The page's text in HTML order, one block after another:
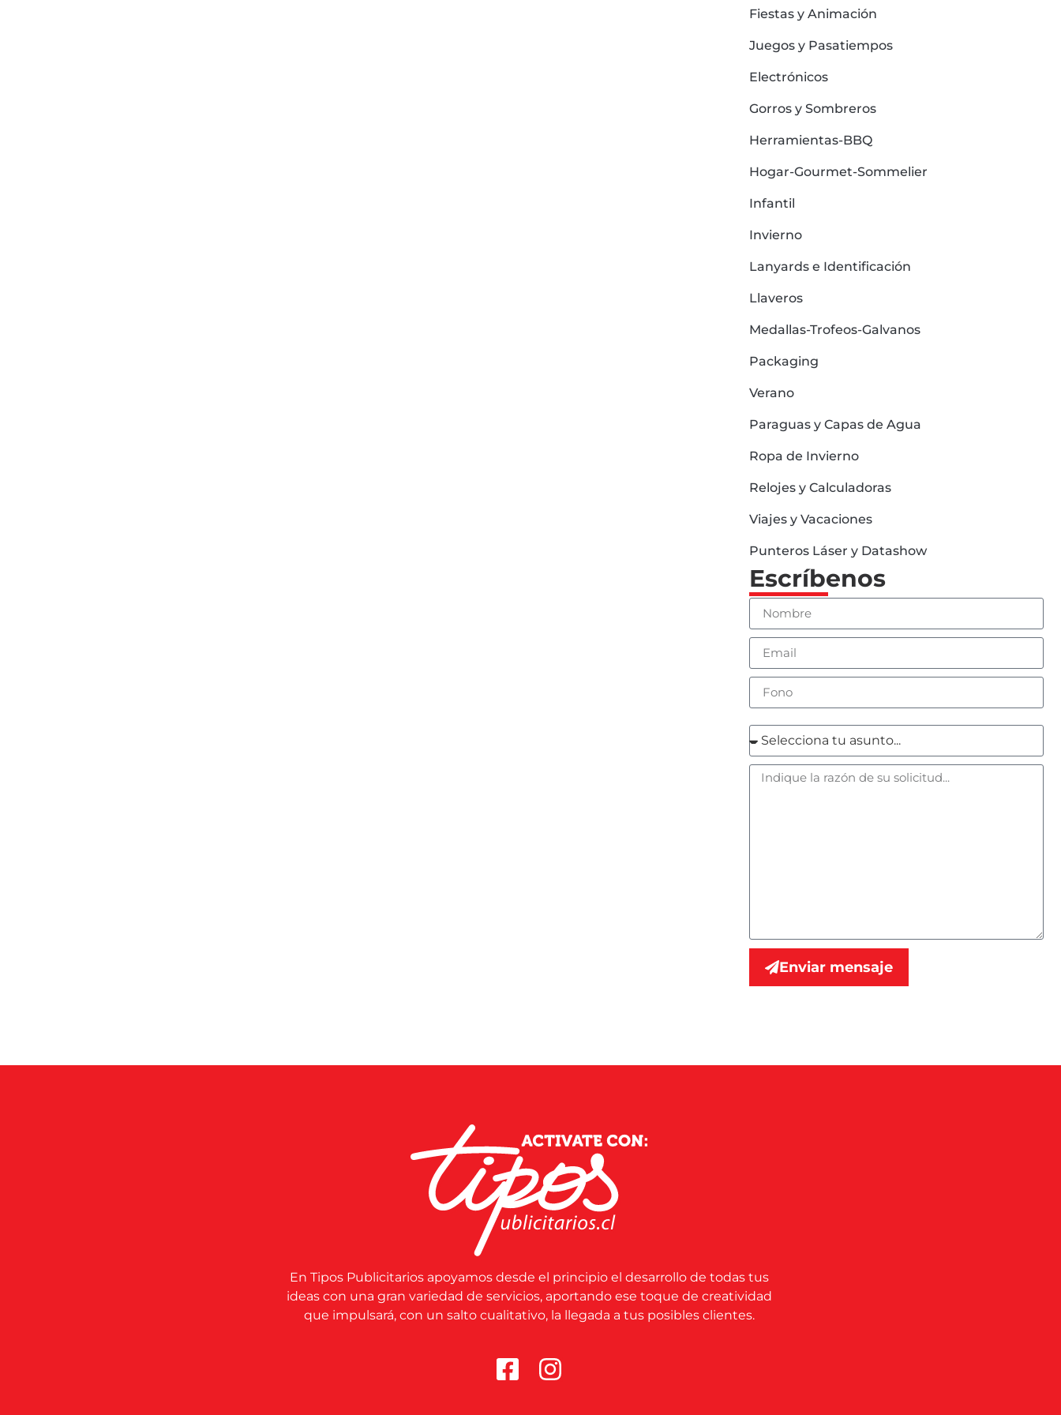
Fiestas y Animación
Juegos y Pasatiempos
Electrónicos
Gorros y Sombreros
Herramientas-BBQ
Hogar-Gourmet-Sommelier
Infantil
Invierno
Lanyards e Identificación
Llaveros
Medallas-Trofeos-Galvanos
Packaging
Verano
Paraguas y Capas de Agua
Ropa de Invierno
Relojes y Calculadoras
Viajes y Vacaciones
Punteros Láser y Datashow
Escríbenos
Enviar mensaje
En Tipos Publicitarios apoyamos desde el principio el desarrollo de todas tus
ideas con una gran variedad de servicios, aportando ese toque de creatividad
que impulsará, con un salto cualitativo, la llegada a tus posibles clientes.